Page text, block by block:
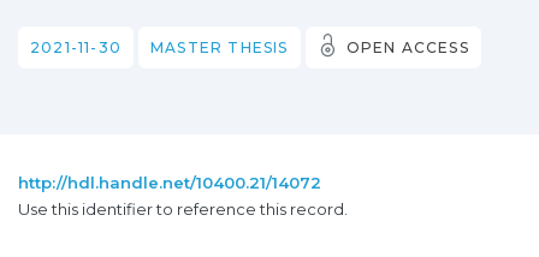
2021-11-30 MASTER THESIS OPEN ACCESS
http://hdl.handle.net/10400.21/14072
Use this identifier to reference this record.